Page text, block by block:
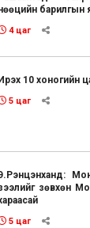
барилгын
4 цаг
10 хоногийн
5 цаг
зөвхөн
5 цаг